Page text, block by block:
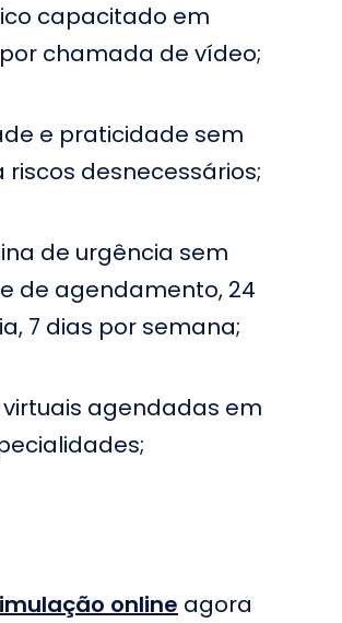
capacitado em
chamada de vídeo;
e praticidade sem
riscos desnecessários;
de urgência sem
de agendamento, 24
7 dias por semana;
virtuais agendadas em
online agora